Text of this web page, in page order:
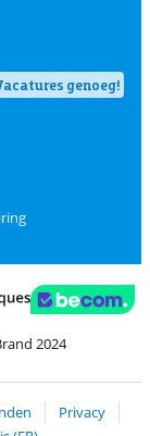
genoeg!
2024
Privacy